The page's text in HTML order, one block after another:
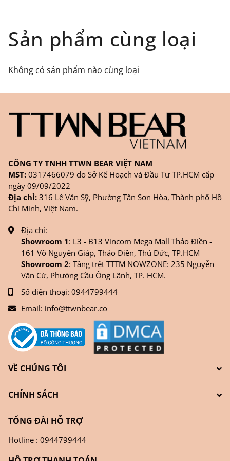
Đối tượng áp dụng: Khách hàng đặt
hàng ONLINE trên trangWEBSITE/
FANPAGE/ZALO/
Thời gian nhận hàng: Đối với đơn hàng Online tại
TPHCM, sản phẩm sẽ được giao sớm nhất là 1
ngày sau khi đặt.
Sản phẩm cùng loại
Không có sản phẩm nào cùng loại
CÔNG TY TNHH TTWN BEAR VIỆT NAM
MST: 0317466079 do Sở Kế Hoạch và Đầu Tư TP.HCM cấp
ngày 09/09/2022
Địa chỉ: 316 Lê Văn Sỹ, Phường Tân Sơn Hòa, Thành phố Hồ
Chí Minh, Việt Nam.
Địa chỉ:
Showroom 1: L3 - B13 Vincom Mega Mall Thảo Điền -
161 Võ Nguyên Giáp, Thảo Điền, Thủ Đức, TP.HCM
Showroom 2: Tầng trệt TTTM NOWZONE: 235 Nguyễn
Văn Cừ, Phường Cầu Ông Lãnh, TP. HCM.
Số điện thoại: 0944799444
Email: info@ttwnbear.co
VỀ CHÚNG TÔI
CHÍNH SÁCH
TỔNG ĐÀI HỖ TRỢ
Hotline : 0944799444